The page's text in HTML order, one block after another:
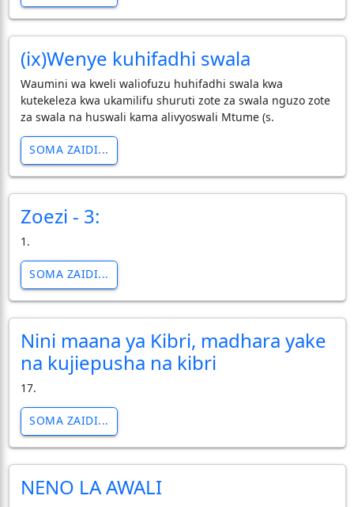
(ix)Wenye kuhifadhi swala
Waumini wa kweli waliofuzu huhifadhi swala kwa
kutekeleza kwa ukamilifu shuruti zote za swala nguzo zote
za swala na huswali kama alivyoswali Mtume (s.
SOMA ZAIDI...
Zoezi - 3:
1.
SOMA ZAIDI...
Nini maana ya Kibri, madhara yake
na kujiepusha na kibri
17.
SOMA ZAIDI...
NENO LA AWALI